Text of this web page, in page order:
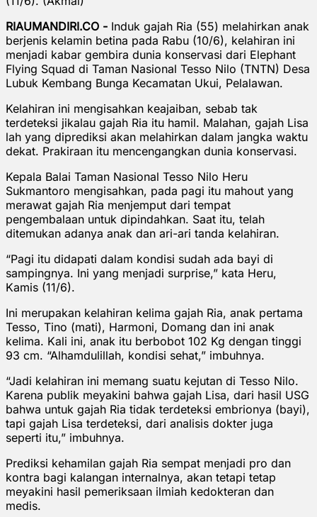
RIAUMANDIRI.CO - Induk gajah Ria (55) melahirkan anak
berjenis kelamin betina pada Rabu (10/6), kelahiran ini
menjadi kabar gembira dunia konservasi dari Elephant
Flying Squad di Taman Nasional Tesso Nilo (TNTN) Desa
Lubuk Kembang Bunga Kecamatan Ukui, Pelalawan.
Kelahiran ini mengisahkan keajaiban, sebab tak
terdeteksi jikalau gajah Ria itu hamil. Malahan, gajah Lisa
lah yang diprediksi akan melahirkan dalam jangka waktu
dekat. Prakiraan itu mencengangkan dunia konservasi.
Kepala Balai Taman Nasional Tesso Nilo Heru
Sukmantoro mengisahkan, pada pagi itu mahout yang
merawat gajah Ria menjemput dari tempat
pengembalaan untuk dipindahkan. Saat itu, telah
ditemukan adanya anak dan ari-ari tanda kelahiran.
“Pagi itu didapati dalam kondisi sudah ada bayi di
sampingnya. Ini yang menjadi surprise,” kata Heru,
Kamis (11/6).
Ini merupakan kelahiran kelima gajah Ria, anak pertama
Tesso, Tino (mati), Harmoni, Domang dan ini anak
kelima. Kali ini, anak itu berbobot 102 Kg dengan tinggi
93 cm. “Alhamdulillah, kondisi sehat,” imbuhnya.
“Jadi kelahiran ini memang suatu kejutan di Tesso Nilo.
Karena publik meyakini bahwa gajah Lisa, dari hasil USG
bahwa untuk gajah Ria tidak terdeteksi embrionya (bayi),
tapi gajah Lisa terdeteksi, dari analisis dokter juga
seperti itu,” imbuhnya.
Prediksi kehamilan gajah Ria sempat menjadi pro dan
kontra bagi kalangan internalnya, akan tetapi tetap
meyakini hasil pemeriksaan ilmiah kedokteran dan
medis.